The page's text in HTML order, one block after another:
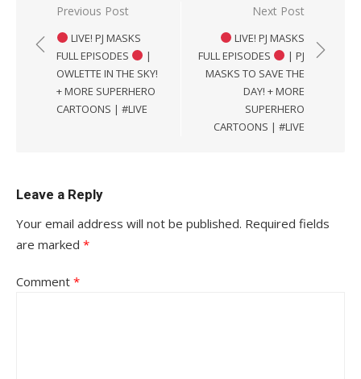
Post
navigation
Previous Post
LIVE! PJ MASKS
FULL EPISODES
|
OWLETTE IN THE SKY!
+ MORE SUPERHERO
CARTOONS | #LIVE
Next Post
LIVE! PJ MASKS
FULL EPISODES
| PJ
MASKS TO SAVE THE
DAY! + MORE
SUPERHERO
CARTOONS | #LIVE
Leave a Reply
Your email address will not be published. Required fields
are marked *
Comment *